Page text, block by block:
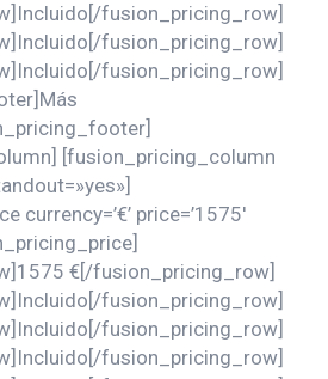
fusion_pricing_row]
fusion_pricing_row]
fusion_pricing_row]
[fusion_pricing_column
currency=’€’ price=’1575′
€[/fusion_pricing_row]
fusion_pricing_row]
fusion_pricing_row]
fusion_pricing_row]